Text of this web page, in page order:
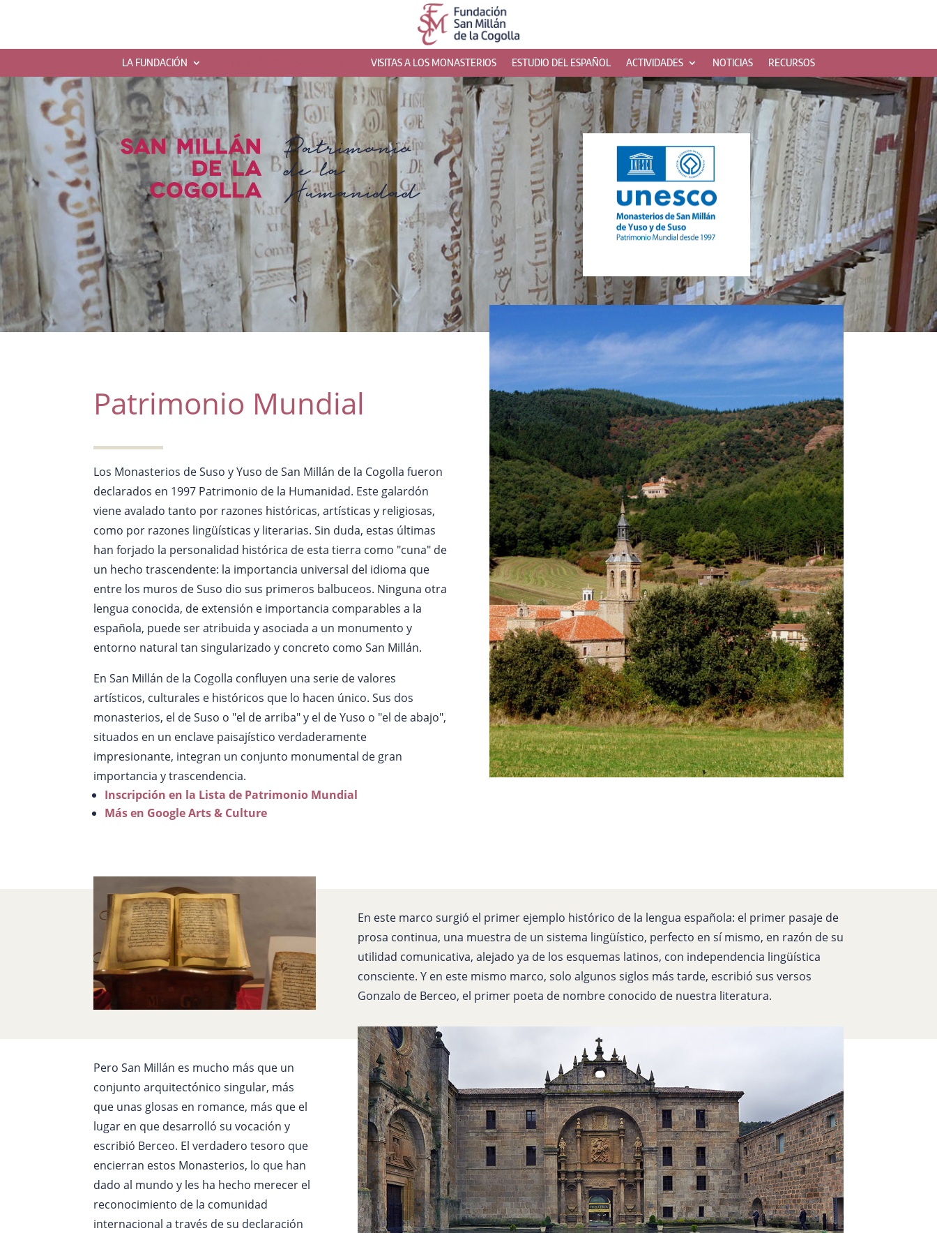
LA FUNDACIÓN VISITAS A LOS MONASTERIOS ESTUDIO DEL ESPAÑOL ACTIVIDADES NOTICIAS RECURSOS
Patrimonio Mundial
Los Monasterios de Suso y Yuso de San Millán de la Cogolla fueron
declarados en 1997 Patrimonio de la Humanidad. Este galardón
viene avalado tanto por razones históricas, artísticas y religiosas,
como por razones lingüísticas y literarias. Sin duda, estas últimas
han forjado la personalidad histórica de esta tierra como "cuna" de
un hecho trascendente: la importancia universal del idioma que
entre los muros de Suso dio sus primeros balbuceos. Ninguna otra
lengua conocida, de extensión e importancia comparables a la
española, puede ser atribuida y asociada a un monumento y
entorno natural tan singularizado y concreto como San Millán.
En San Millán de la Cogolla confluyen una serie de valores
artísticos, culturales e históricos que lo hacen único. Sus dos
monasterios, el de Suso o "el de arriba" y el de Yuso o "el de abajo",
situados en un enclave paisajístico verdaderamente
impresionante, integran un conjunto monumental de gran
importancia y trascendencia.
Inscripción en la Lista de Patrimonio Mundial
Más en Google Arts & Culture
En este marco surgió el primer ejemplo histórico de la lengua española: el primer pasaje de
prosa continua, una muestra de un sistema lingüístico, perfecto en sí mismo, en razón de su
utilidad comunicativa, alejado ya de los esquemas latinos, con independencia lingüística
consciente. Y en este mismo marco, solo algunos siglos más tarde, escribió sus versos
Gonzalo de Berceo, el primer poeta de nombre conocido de nuestra literatura.
Pero San Millán es mucho más que un
conjunto arquitectónico singular, más
que unas glosas en romance, más que el
lugar en que desarrolló su vocación y
escribió Berceo. El verdadero tesoro que
encierran estos Monasterios, lo que han
dado al mundo y les ha hecho merecer el
reconocimiento de la comunidad
internacional a través de su declaración